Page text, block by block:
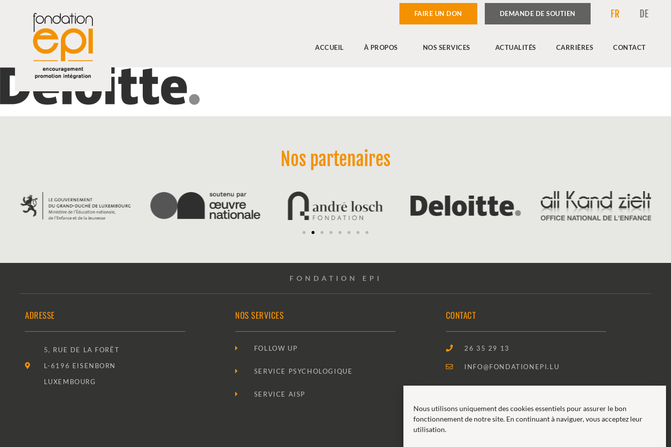
Nous utilisons uniquement des cookies essentiels pour assurer le bon
fonctionnement de notre site. En continuant à naviguer, vous acceptez leur
utilisation.
FAIRE UN DON DEMANDE DE SOUTIEN FR DE
ACCUEIL À PROPOS NOS SERVICES ACTUALITÉS CARRIÈRES CONTACT
Nos partenaires
FONDATION EPI
ADRESSE
5, RUE DE LA FORÊT
L-6196 EISENBORN
LUXEMBOURG
NOS SERVICES
FOLLOW UP
SERVICE PSYCHOLOGIQUE
SERVICE AISP
CONTACT
26 35 29 13
INFO@FONDATIONEPI.LU